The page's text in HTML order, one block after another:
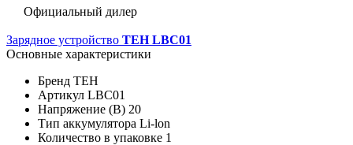
Официальный дилер
Зарядное устройство TEH LBC01
Основные характеристики
Бренд TEH
Артикул LBC01
Напряжение (В) 20
Тип аккумулятора Li-lon
Количество в упаковке 1